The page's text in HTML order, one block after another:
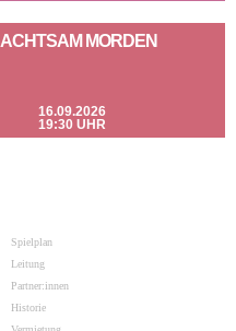
ACHTSAM MORDEN
16.09.2026
19:30 UHR
Spielplan
Leitung
Partner:innen
Historie